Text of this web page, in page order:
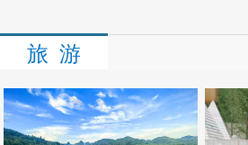
旅 游